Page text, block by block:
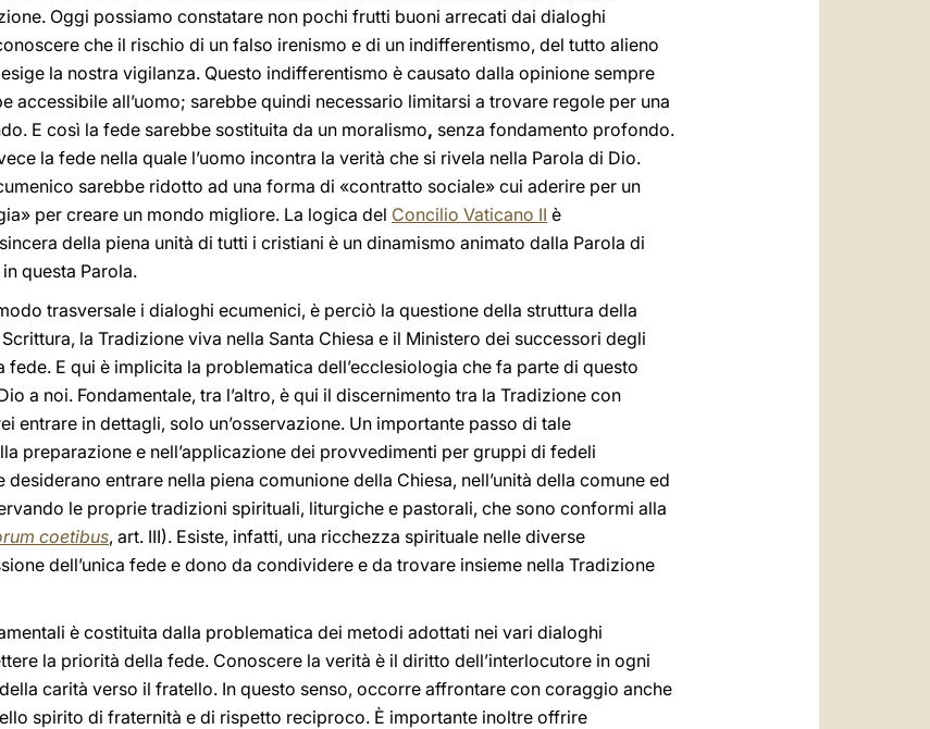
Oggi possiamo constatare non pochi frutti buoni arrecati dai dialoghi
che il rischio di un falso irenismo e di un indifferentismo, del tutto alieno
esige la nostra vigilanza. Questo indifferentismo è causato dalla opinione sempre
accessibile all’uomo; sarebbe quindi necessario limitarsi a trovare regole per una
E così la fede sarebbe sostituita da un moralismo, senza fondamento profondo.
la fede nella quale l’uomo incontra la verità che si rivela nella Parola di Dio.
sarebbe ridotto ad una forma di «contratto sociale» cui aderire per un
per creare un mondo migliore. La logica del Concilio Vaticano II è
della piena unità di tutti i cristiani è un dinamismo animato dalla Parola di
questa Parola.
trasversale i dialoghi ecumenici, è perciò la questione della struttura della
la Tradizione viva nella Santa Chiesa e il Ministero dei successori degli
E qui è implicita la problematica dell’ecclesiologia che fa parte di questo
a noi. Fondamentale, tra l’altro, è qui il discernimento tra la Tradizione con
entrare in dettagli, solo un’osservazione. Un importante passo di tale
preparazione e nell’applicazione dei provvedimenti per gruppi di fedeli
desiderano entrare nella piena comunione della Chiesa, nell’unità della comune ed
le proprie tradizioni spirituali, liturgiche e pastorali, che sono conformi alla
coetibus, art. III). Esiste, infatti, una ricchezza spirituale nelle diverse
dell’unica fede e dono da condividere e da trovare insieme nella Tradizione
è costituita dalla problematica dei metodi adottati nei vari dialoghi
la priorità della fede. Conoscere la verità è il diritto dell’interlocutore in ogni
carità verso il fratello. In questo senso, occorre affrontare con coraggio anche
spirito di fraternità e di rispetto reciproco. È importante inoltre offrire